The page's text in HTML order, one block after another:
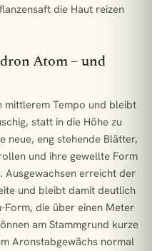
die Haut reizen
Atom – und
mittlerem Tempo und bleibt
statt in die Höhe zu
neue, eng stehende Blätter,
und ihre gewellte Form
erreicht der
und bleibt damit deutlich
Form, die über einen Meter
am Stammgrund kurze
Aronstabgewächs normal